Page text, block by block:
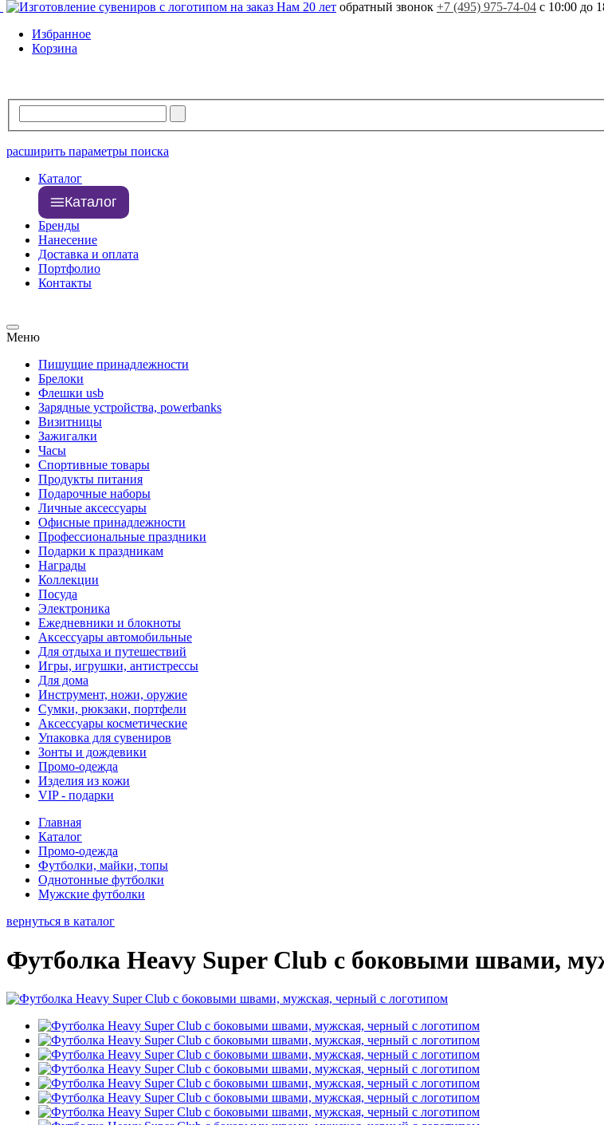
Нам 20 лет обратный звонок +7 (495) 975-74-04 с 10:00 до
Избранное
Корзина
расширить параметры поиска
Каталог
Каталог
Бренды
Нанесение
Доставка и оплата
Портфолио
Контакты
Меню
Пишущие принадлежности
Брелоки
Флешки usb
Зарядные устройства, powerbanks
Визитницы
Зажигалки
Часы
Спортивные товары
Продукты питания
Подарочные наборы
Личные аксессуары
Офисные принадлежности
Профессиональные праздники
Подарки к праздникам
Награды
Коллекции
Посуда
Электроника
Ежедневники и блокноты
Аксессуары автомобильные
Для отдыха и путешествий
Игры, игрушки, антистрессы
Для дома
Инструмент, ножи, оружие
Сумки, рюкзаки, портфели
Аксессуары косметические
Упаковка для сувениров
Зонты и дождевики
Промо-одежда
Изделия из кожи
VIP - подарки
Главная
Каталог
Промо-одежда
Футболки, майки, топы
Однотонные футболки
Мужские футболки
вернуться в каталог
Футболка Heavy Super Club с боковыми швами,